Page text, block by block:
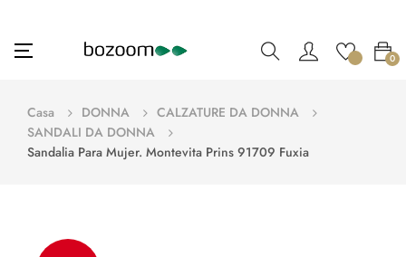
navigazione
☰ 0
Casa DONNA
CALZATURE DA DONNA
SANDALI DA DONNA
Sandalia Para Mujer. Montevita Prins 91709 Fuxia